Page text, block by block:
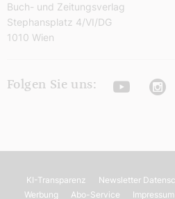
Buch- und Zeitungsverlag
Stephansplatz 4/VI/DG
1010 Wien
Folgen Sie uns: Youtube
KI-Transparenz Newsletter
Werbung
Abo-Service Impressum